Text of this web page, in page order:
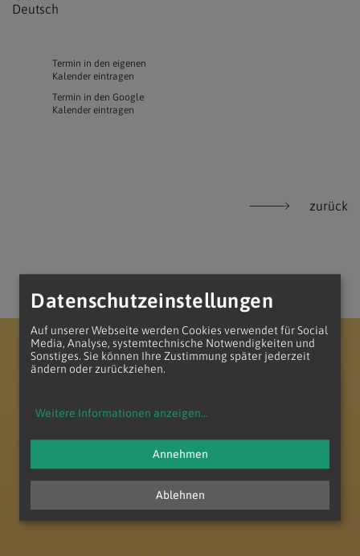
Deutsch
Termin in den eigenen
Kalender eintragen
Termin in den Google
Kalender eintragen
zurück
Erzdiözese Wien
Vikariat Nord - Unter dem Manhartsberg
Dekanat Laa-Gaubitsch
Pfarrverband Minoriten Weinviertel
Datenschutzeinstellungen
Auf unserer Webseite werden Cookies verwendet für Social
Media, Analyse, systemtechnische Notwendigkeiten und
Sonstiges. Sie können Ihre Zustimmung später jederzeit
ändern oder zurückziehen.
Weitere Informationen anzeigen...
Ablehnen
Annehmen